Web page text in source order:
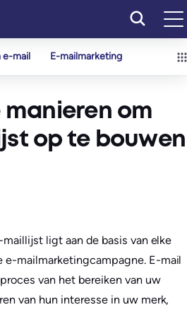
e-mail E-mailmarketing
manieren om
op te bouwen
ligt aan de basis van elke
mailmarketingcampagne. E-mail
van het bereiken van uw
van hun interesse in uw merk,